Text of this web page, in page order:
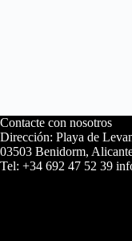
Contacte con nosotros
Dirección: Playa de
03503 Benidorm,
Tel: +34 692 47 52 39